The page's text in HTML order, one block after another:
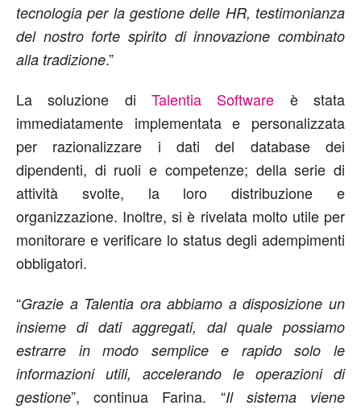
tecnologia per la gestione delle HR, testimonianza
del nostro forte spirito di innovazione combinato
alla tradizione.”
La soluzione di Talentia Software è stata
immediatamente implementata e personalizzata
per razionalizzare i dati del database dei
dipendenti, di ruoli e competenze; della serie di
attività svolte, la loro distribuzione e
organizzazione. Inoltre, si è rivelata molto utile per
monitorare e verificare lo status degli adempimenti
obbligatori.
“Grazie a Talentia ora abbiamo a disposizione un
insieme di dati aggregati, dal quale possiamo
estrarre in modo semplice e rapido solo le
informazioni utili, accelerando le operazioni di
gestione”, continua Farina. “Il sistema viene